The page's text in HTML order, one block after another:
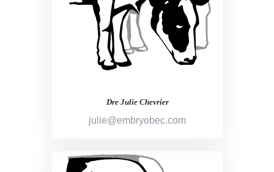
Dre Julie Chevrier
julie@embryobec.com